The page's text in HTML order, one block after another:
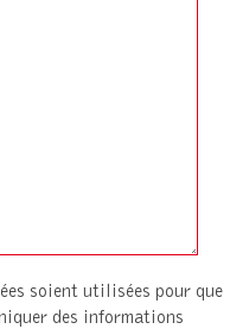
soient utilisées pour que
des informations